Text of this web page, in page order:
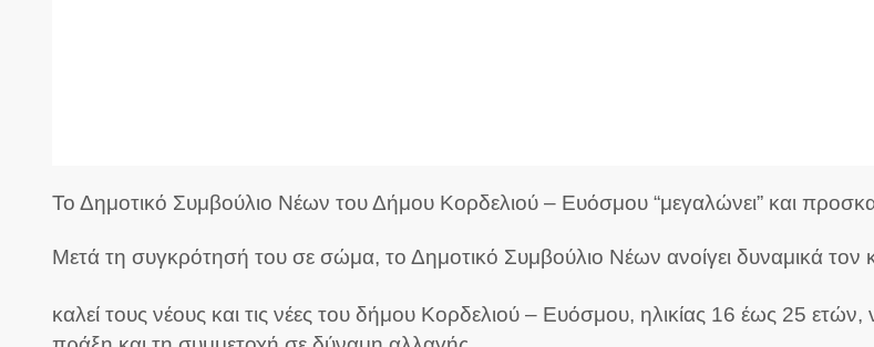
Το Δημοτικό Συμβούλιο Νέων του Δήμου Κορδελιού – Ευόσμου “μεγαλώνει” και
Μετά τη συγκρότησή του σε σώμα, το Δημοτικό Συμβούλιο Νέων ανοίγει δυναμικά τον
καλεί τους νέους και τις νέες του δήμου Κορδελιού – Ευόσμου, ηλικίας 16 έως 25